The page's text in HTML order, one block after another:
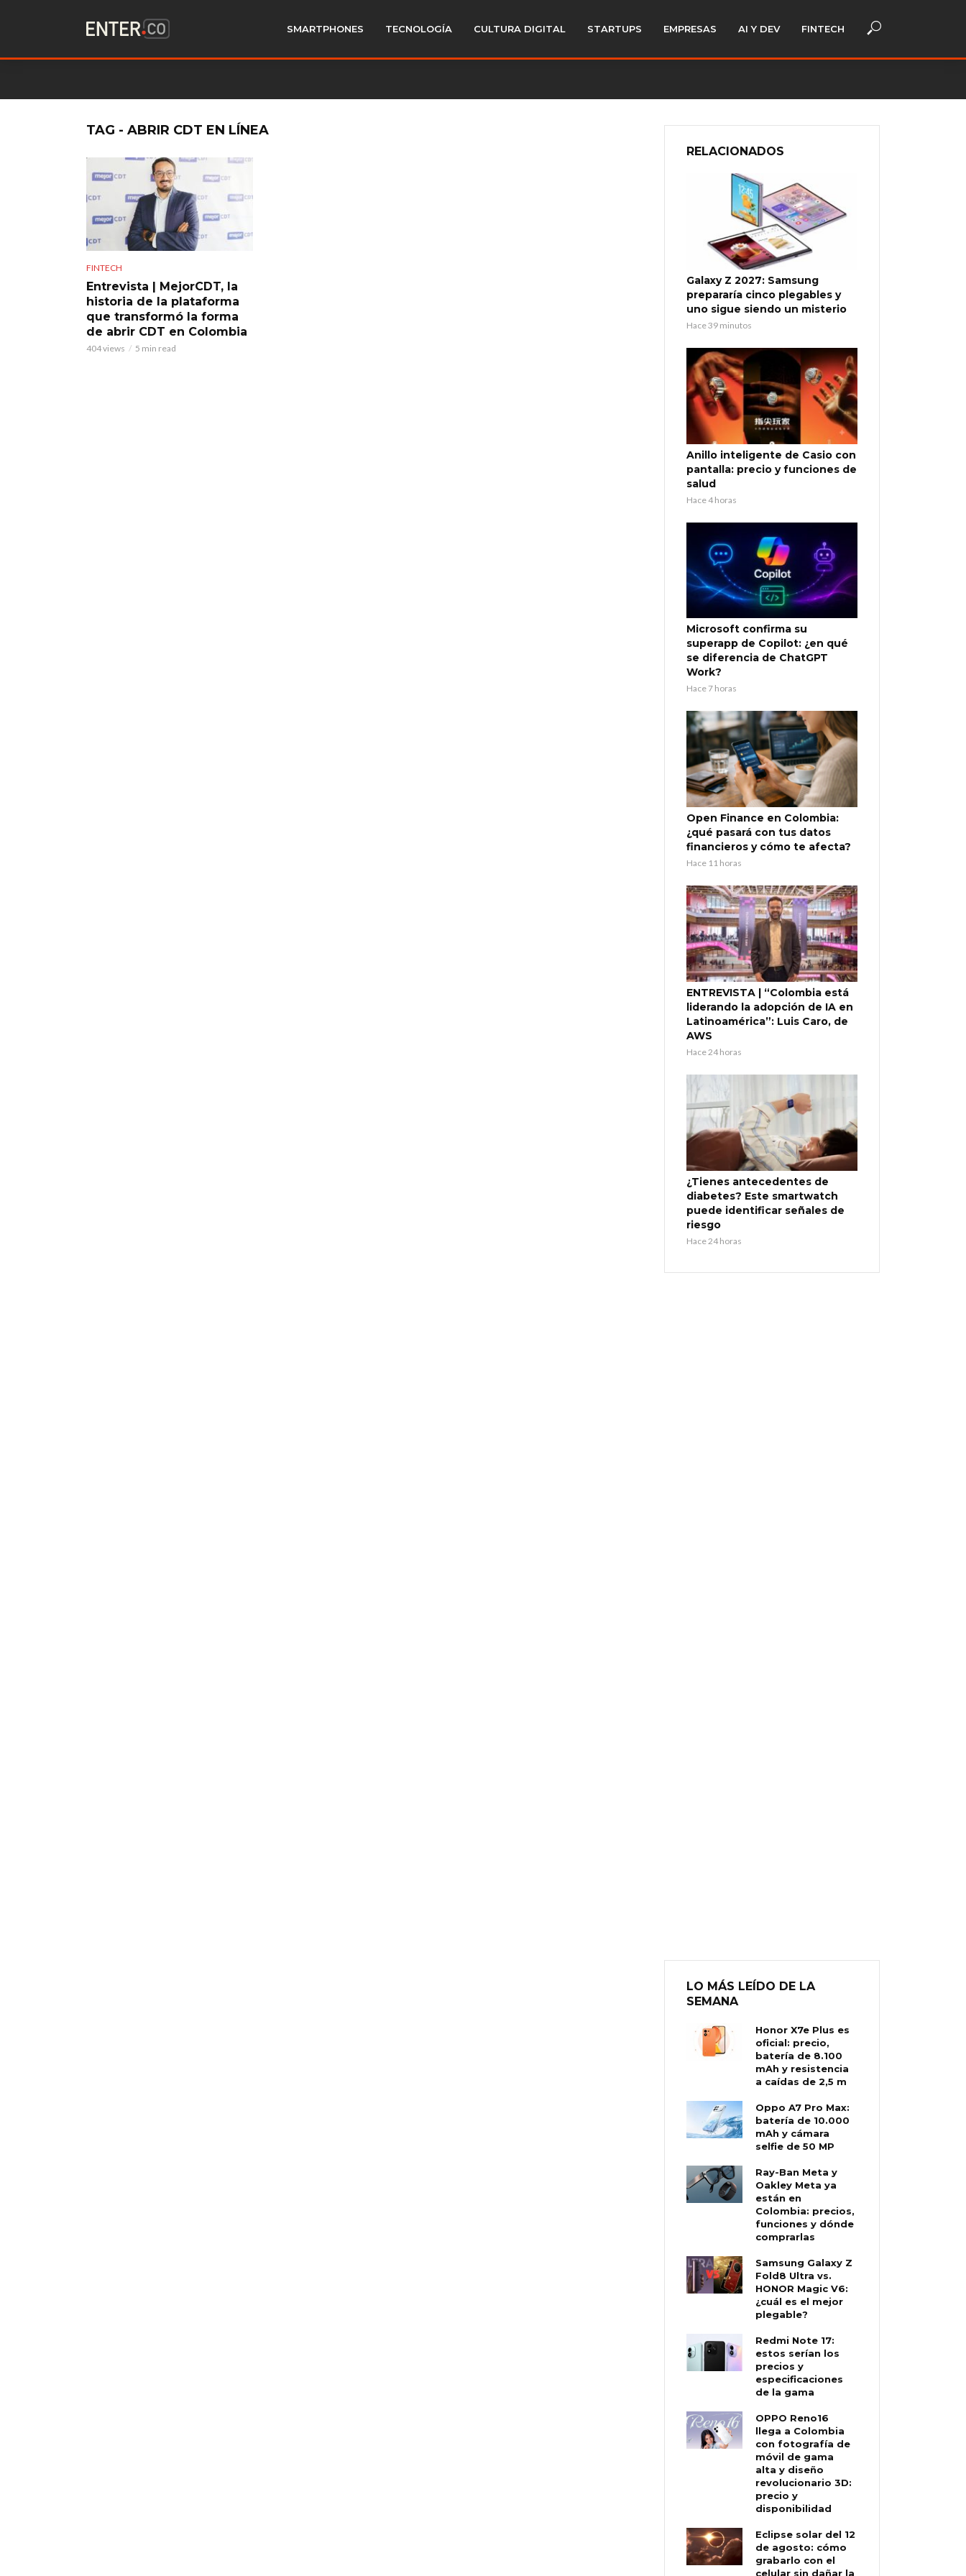
SMARTPHONES TECNOLOGÍA CULTURA DIGITAL STARTUPS EMPRESAS AI Y DEV FINTECH
TAG - ABRIR CDT EN LÍNEA
FINTECH
Entrevista | MejorCDT, la
historia de la plataforma
que transformó la forma
de abrir CDT en Colombia
404 views 5 min read
RELACIONADOS
Galaxy Z 2027: Samsung
prepararía cinco plegables y
uno sigue siendo un misterio
Hace 39 minutos
Anillo inteligente de Casio con
pantalla: precio y funciones de
salud
Hace 4 horas
Microsoft confirma su
superapp de Copilot: ¿en qué
se diferencia de ChatGPT
Work?
Hace 7 horas
Open Finance en Colombia:
¿qué pasará con tus datos
financieros y cómo te afecta?
Hace 11 horas
ENTREVISTA | “Colombia está
liderando la adopción de IA en
Latinoamérica”: Luis Caro, de
AWS
Hace 24 horas
¿Tienes antecedentes de
diabetes? Este smartwatch
puede identificar señales de
riesgo
Hace 24 horas
LO MÁS LEÍDO DE LA
SEMANA
Honor X7e Plus es
oficial: precio,
batería de 8.100
mAh y resistencia
a caídas de 2,5 m
Oppo A7 Pro Max:
batería de 10.000
mAh y cámara
selfie de 50 MP
Ray-Ban Meta y
Oakley Meta ya
están en
Colombia: precios,
funciones y dónde
comprarlas
Samsung Galaxy Z
Fold8 Ultra vs.
HONOR Magic V6:
¿cuál es el mejor
plegable?
Redmi Note 17:
estos serían los
precios y
especificaciones
de la gama
OPPO Reno16
llega a Colombia
con fotografía de
móvil de gama
alta y diseño
revolucionario 3D:
precio y
disponibilidad
Eclipse solar del 12
de agosto: cómo
grabarlo con el
celular sin dañar la